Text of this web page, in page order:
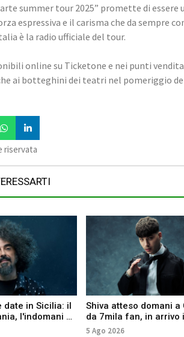
summer tour 2025” promette di essere
espressiva e il carisma che da sempre
è la radio ufficiale del tour.
online su Ticketone e nei punti
ai botteghini dei teatri nel pomeriggio
riservata
date in Sicilia: il
l'indomani a
Shiva atteso domani a
da 7mila fan, in arrivo
anche Anna e Salmo
5 Ago 2026